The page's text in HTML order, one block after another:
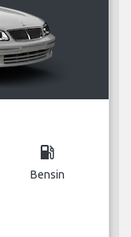
local_gas_station
Bensin